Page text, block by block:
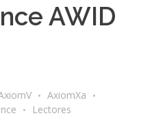
AWID
AxiomXa
Lectores